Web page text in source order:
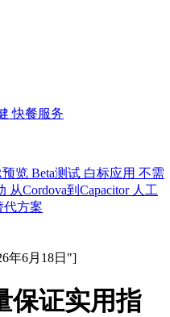
快餐服务
预览 Beta测试 白标应用 不需
从Cordova到Capacitor 人工
代方案
年6月18日"]
保证实用指